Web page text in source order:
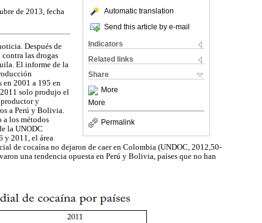
Automatic translation
Send this article by e-mail
Indicators
Related links
Share
More
More
Permalink
de 2013, fecha
Después de
las drogas
El informe de la
en 2001 a 195 en
solo produjo el
productor y
a Perú y Bolivia.
a los métodos
la UNODC
y 2011, el área
de cocaína no dejaron de caer en Colombia (UNDOC, 2012,50-
una tendencia opuesta en Perú y Bolivia, países que no han